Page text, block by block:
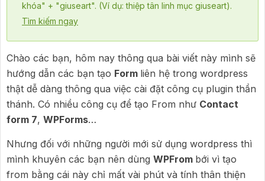
khóa" + "giuseart". (Ví dụ: thiệp tân linh mục giuseart).
Tìm kiếm ngay
Chào các bạn, hôm nay thông qua bài viết này mình sẽ
hướng dẫn các bạn tạo Form liên hệ trong wordpress
thật dễ dàng thông qua việc cài đặt công cụ plugin thần
thánh. Có nhiều công cụ để tạo From như Contact
form 7, WPForms…
Nhưng đối với những người mới sử dụng wordpress thì
mình khuyên các bạn nên dùng WPFrom bới vì tạo
from bằng cái này chỉ mất vài phút và tính thân thiện